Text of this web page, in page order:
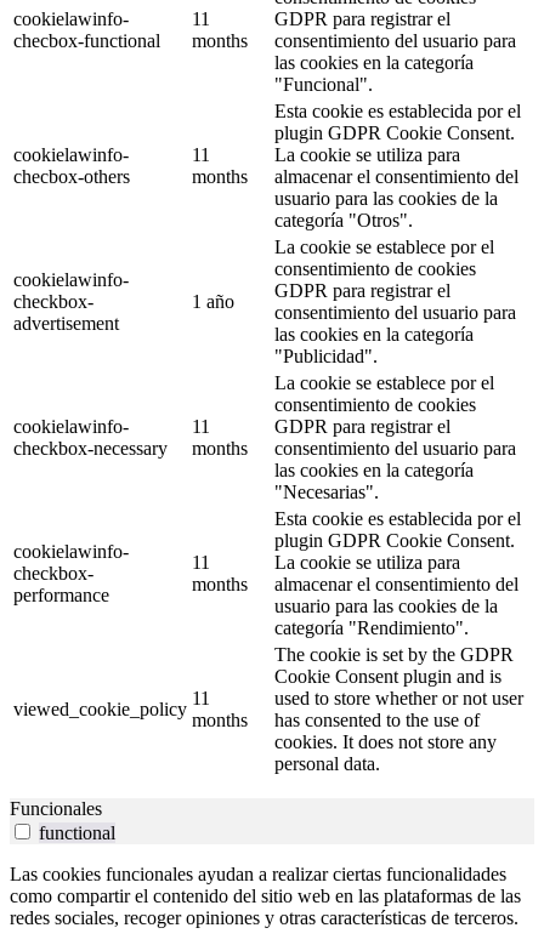
cookielawinfo-
checbox-functional
11
months
GDPR para registrar el
consentimiento del usuario para
las cookies en la categoría
"Funcional".
cookielawinfo-
checbox-others
11
months
Esta cookie es establecida por el
plugin GDPR Cookie Consent.
La cookie se utiliza para
almacenar el consentimiento del
usuario para las cookies de la
categoría "Otros".
cookielawinfo-
checkbox-
advertisement
1 año
La cookie se establece por el
consentimiento de cookies
GDPR para registrar el
consentimiento del usuario para
las cookies en la categoría
"Publicidad".
cookielawinfo-
checkbox-necessary
11
months
La cookie se establece por el
consentimiento de cookies
GDPR para registrar el
consentimiento del usuario para
las cookies en la categoría
"Necesarias".
cookielawinfo-
checkbox-
performance
11
months
Esta cookie es establecida por el
plugin GDPR Cookie Consent.
La cookie se utiliza para
almacenar el consentimiento del
usuario para las cookies de la
categoría "Rendimiento".
viewed_cookie_policy
11
months
The cookie is set by the GDPR
Cookie Consent plugin and is
used to store whether or not user
has consented to the use of
cookies. It does not store any
personal data.
Funcionales
functional
Las cookies funcionales ayudan a realizar ciertas funcionalidades
como compartir el contenido del sitio web en las plataformas de las
redes sociales, recoger opiniones y otras características de terceros.